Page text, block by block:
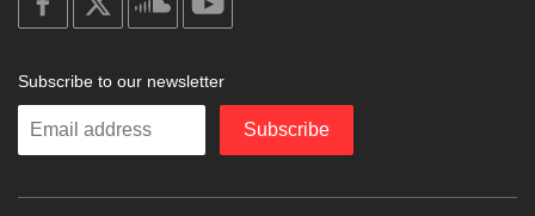
facebook
soundcloud
Subscribe to our newsletter
Enter
Subscribe